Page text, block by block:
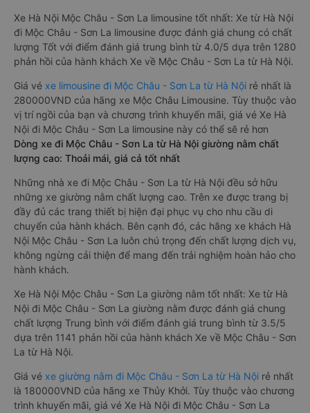
Xe Hà Nội Mộc Châu - Sơn La limousine tốt nhất: Xe từ Hà Nội
đi Mộc Châu - Sơn La limousine được đánh giá chung có chất
lượng Tốt với điểm đánh giá trung bình từ 4.0/5 dựa trên 1280
phản hồi của hành khách Xe về Mộc Châu - Sơn La từ Hà Nội.
Giá vé xe limousine đi Mộc Châu - Sơn La từ Hà Nội rẻ nhất là
280000VND của hãng xe Mộc Châu Limousine. Tùy thuộc vào
vị trí ngồi của bạn và chương trình khuyến mãi, giá vé Xe Hà
Nội đi Mộc Châu - Sơn La limousine này có thể sẽ rẻ hơn
Dòng xe đi Mộc Châu - Sơn La từ Hà Nội giường nằm chất
lượng cao: Thoải mái, giá cả tốt nhất
Những nhà xe đi Mộc Châu - Sơn La từ Hà Nội đều sở hữu
những xe giường nằm chất lượng cao. Trên xe được trang bị
đầy đủ các trang thiết bị hiện đại phục vụ cho nhu cầu di
chuyển của hành khách. Bên cạnh đó, các hãng xe khách Hà
Nội Mộc Châu - Sơn La luôn chú trọng đến chất lượng dịch vụ,
không ngừng cải thiện để mang đến trải nghiệm hoàn hảo cho
hành khách.
Xe Hà Nội Mộc Châu - Sơn La giường nằm tốt nhất: Xe từ Hà
Nội đi Mộc Châu - Sơn La giường nằm được đánh giá chung
chất lượng Trung bình với điểm đánh giá trung bình từ 3.5/5
dựa trên 1141 phản hồi của hành khách Xe về Mộc Châu - Sơn
La từ Hà Nội.
Giá vé xe giường nằm đi Mộc Châu - Sơn La từ Hà Nội rẻ nhất
là 180000VND của hãng xe Thủy Khởi. Tùy thuộc vào chương
trình khuyến mãi, giá vé Xe Hà Nội đi Mộc Châu - Sơn La